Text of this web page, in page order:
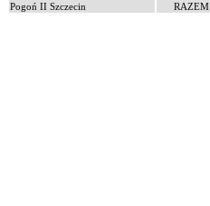
Pogoń II Szczecin
RAZEM